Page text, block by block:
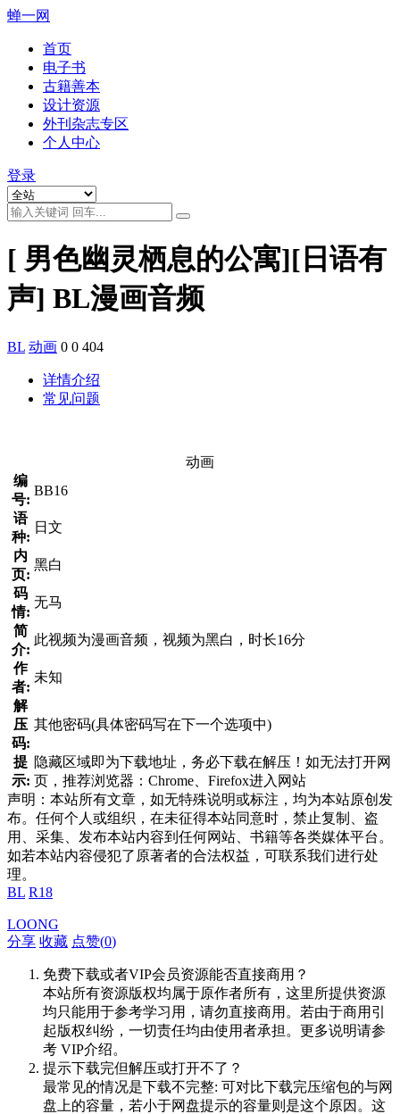
蝉一网
首页
电子书
古籍善本
设计资源
外刊杂志专区
个人中心
登录
[ 男色幽灵栖息的公寓][日语有
声] BL漫画音频
BL 动画 0 0 404
详情介绍
常见问题
动画
编
号:
BB16
语
种:
日文
内
页:
黑白
码
情:
无马
简
介:
此视频为漫画音频，视频为黑白，时长16分
作
者:
未知
解
压
码:
其他密码(具体密码写在下一个选项中)
提
示:
隐藏区域即为下载地址，务必下载在解压！如无法打开网
页，推荐浏览器：Chrome、Firefox进入网站
声明：本站所有文章，如无特殊说明或标注，均为本站原创发
布。任何个人或组织，在未征得本站同意时，禁止复制、盗
用、采集、发布本站内容到任何网站、书籍等各类媒体平台。
如若本站内容侵犯了原著者的合法权益，可联系我们进行处
理。
BL R18
LOONG
分享 收藏 点赞(0)
免费下载或者VIP会员资源能否直接商用？
本站所有资源版权均属于原作者所有，这里所提供资源
均只能用于参考学习用，请勿直接商用。若由于商用引
起版权纠纷，一切责任均由使用者承担。更多说明请参
考 VIP介绍。
提示下载完但解压或打开不了？
最常见的情况是下载不完整: 可对比下载完压缩包的与网
盘上的容量，若小于网盘提示的容量则是这个原因。这